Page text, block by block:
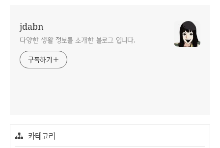
jdabn
다양한 생활 정보를 소개한 블로그 입니다.
구독하기
카테고리